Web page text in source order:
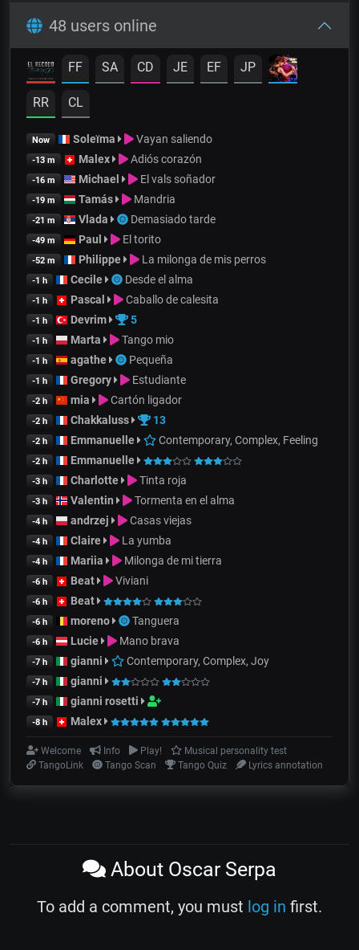
48 users online
FF SA CD JE EF JP
RR CL
Now Soleïma Vayan saliendo
-13 m Malex Adiós corazón
-16 m Michael El vals soñador
-19 m Tamás Mandria
-21 m Vlada Demasiado tarde
-49 m Paul El torito
-52 m Philippe La milonga de mis perros
-1 h Cecile Desde el alma
-1 h Pascal Caballo de calesita
-1 h Devrim 5
-1 h Marta Tango mio
-1 h agathe Pequeña
-1 h Gregory Estudiante
-2 h mia Cartón ligador
-2 h Chakkaluss 13
-2 h Emmanuelle Contemporary, Complex, Feeling
-2 h Emmanuelle
-3 h Charlotte Tinta roja
-3 h Valentin Tormenta en el alma
-4 h andrzej Casas viejas
-4 h Claire La yumba
-4 h Mariia Milonga de mi tierra
-6 h Beat Viviani
-6 h Beat
-6 h moreno Tanguera
-6 h Lucie Mano brava
-7 h gianni Contemporary, Complex, Joy
-7 h gianni
-7 h gianni rosetti
-8 h Malex
Welcome Info Play!
Musical personality test
TangoLink
Tango Scan Tango Quiz Lyrics annotation
About Oscar Serpa
To add a comment, you must log in first.